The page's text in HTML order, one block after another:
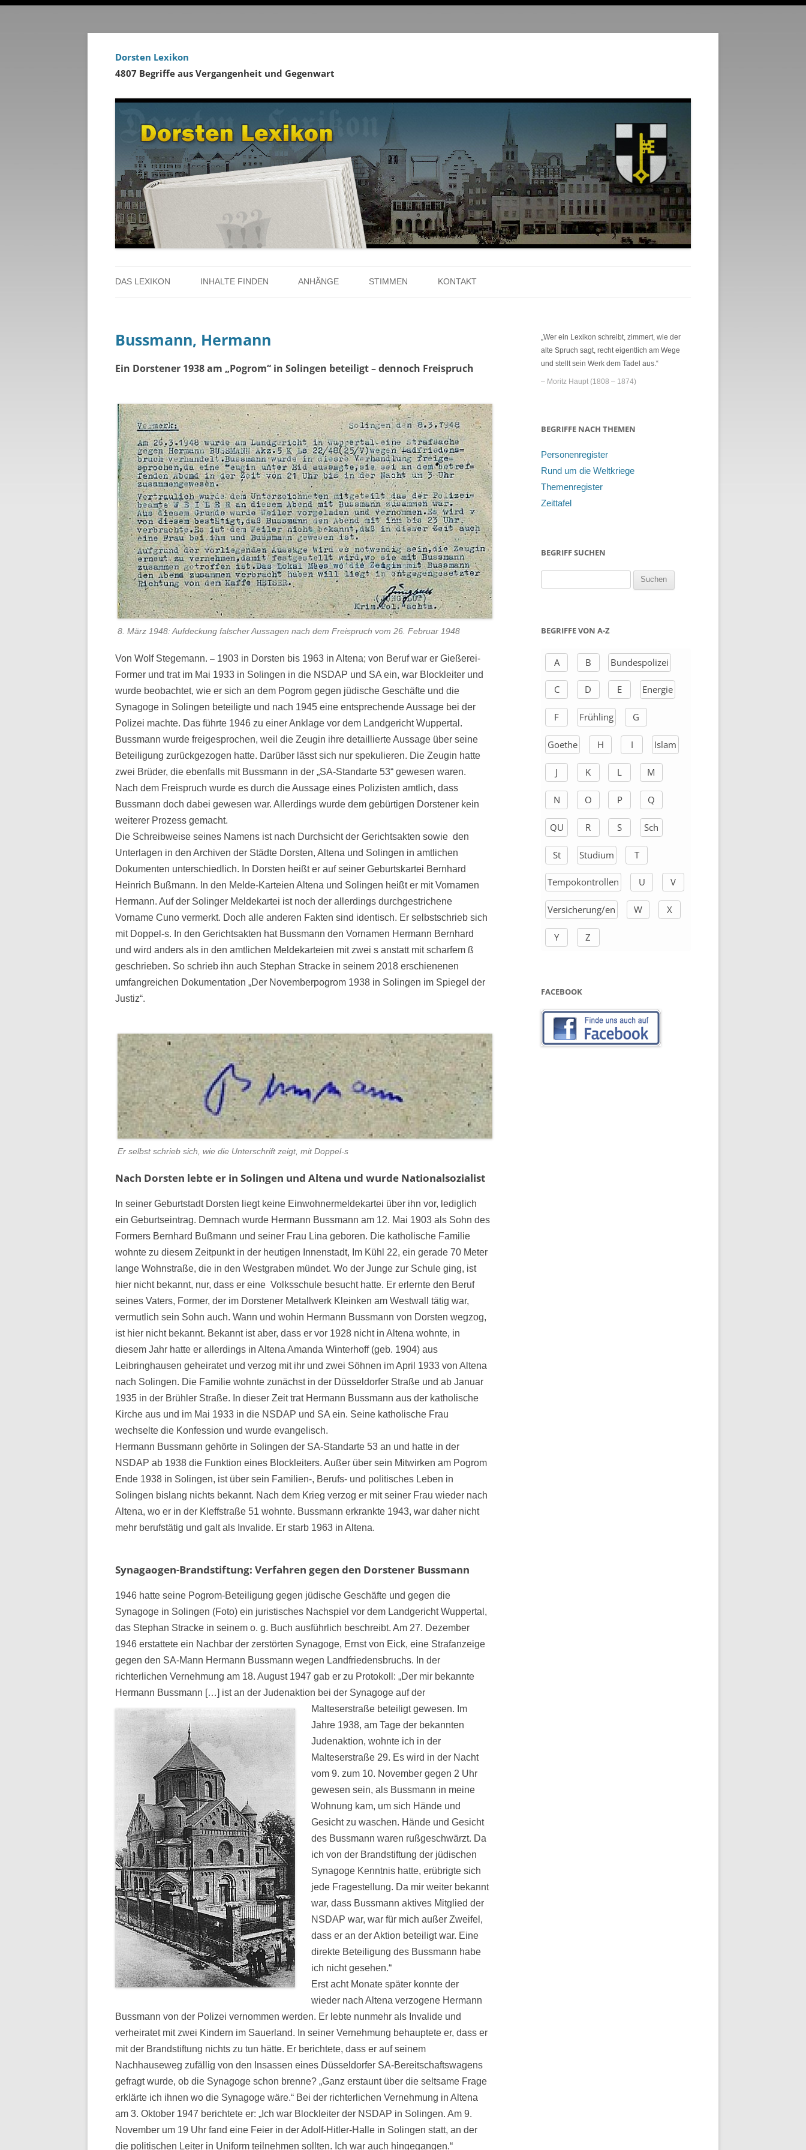
Dorsten Lexikon
4807 Begriffe aus Vergangenheit und Gegenwart
zum
DAS LEXIKON
ÜBER DAS PROJEKT
INHALTE FINDEN
PERSONENREGISTER
RUND UM DIE WELTKRIEGE
ZEITTAFEL
ANHÄNGE
LINKS
STIMMEN KONTAKT
DANK
Bussmann, Hermann
Ein Dorstener 1938 am „Pogrom“ in Solingen beteiligt – dennoch Freispruch
8. März 1948: Aufdeckung falscher Aussagen nach dem Freispruch vom 26. Februar 1948
Von Wolf Stegemann. – 1903 in Dorsten bis 1963 in Altena; von Beruf war er Gießerei-
Former und trat im Mai 1933 in Solingen in die NSDAP und SA ein, war Blockleiter und
wurde beobachtet, wie er sich an dem Pogrom gegen jüdische Geschäfte und die
Synagoge in Solingen beteiligte und nach 1945 eine entsprechende Aussage bei der
Polizei machte. Das führte 1946 zu einer Anklage vor dem Landgericht Wuppertal.
Bussmann wurde freigesprochen, weil die Zeugin ihre detaillierte Aussage über seine
Beteiligung zurückgezogen hatte. Darüber lässt sich nur spekulieren. Die Zeugin hatte
zwei Brüder, die ebenfalls mit Bussmann in der „SA-Standarte 53“ gewesen waren.
Nach dem Freispruch wurde es durch die Aussage eines Polizisten amtlich, dass
Bussmann doch dabei gewesen war. Allerdings wurde dem gebürtigen Dorstener kein
weiterer Prozess gemacht.
Die Schreibweise seines Namens ist nach Durchsicht der Gerichtsakten sowie den
Unterlagen in den Archiven der Städte Dorsten, Altena und Solingen in amtlichen
Dokumenten unterschiedlich. In Dorsten heißt er auf seiner Geburtskartei Bernhard
Heinrich Bußmann. In den Melde-Karteien Altena und Solingen heißt er mit Vornamen
Hermann. Auf der Solinger Meldekartei ist noch der allerdings durchgestrichene
Vorname Cuno vermerkt. Doch alle anderen Fakten sind identisch. Er selbstschrieb sich
mit Doppel-s. In den Gerichtsakten hat Bussmann den Vornamen Hermann Bernhard
und wird anders als in den amtlichen Meldekarteien mit zwei s anstatt mit scharfem ß
geschrieben. So schrieb ihn auch Stephan Stracke in seinem 2018 erschienenen
umfangreichen Dokumentation „Der Novemberpogrom 1938 in Solingen im Spiegel der
Justiz“.
Er selbst schrieb sich, wie die Unterschrift zeigt, mit Doppel-s
Nach Dorsten lebte er in Solingen und Altena und wurde Nationalsozialist
In seiner Geburtstadt Dorsten liegt keine Einwohnermeldekartei über ihn vor, lediglich
ein Geburtseintrag. Demnach wurde Hermann Bussmann am 12. Mai 1903 als Sohn des
Formers Bernhard Bußmann und seiner Frau Lina geboren. Die katholische Familie
wohnte zu diesem Zeitpunkt in der heutigen Innenstadt, Im Kühl 22, ein gerade 70 Meter
lange Wohnstraße, die in den Westgraben mündet. Wo der Junge zur Schule ging, ist
hier nicht bekannt, nur, dass er eine Volksschule besucht hatte. Er erlernte den Beruf
seines Vaters, Former, der im Dorstener Metallwerk Kleinken am Westwall tätig war,
vermutlich sein Sohn auch. Wann und wohin Hermann Bussmann von Dorsten wegzog,
ist hier nicht bekannt. Bekannt ist aber, dass er vor 1928 nicht in Altena wohnte, in
diesem Jahr hatte er allerdings in Altena Amanda Winterhoff (geb. 1904) aus
Leibringhausen geheiratet und verzog mit ihr und zwei Söhnen im April 1933 von Altena
nach Solingen. Die Familie wohnte zunächst in der Düsseldorfer Straße und ab Januar
1935 in der Brühler Straße. In dieser Zeit trat Hermann Bussmann aus der katholische
Kirche aus und im Mai 1933 in die NSDAP und SA ein. Seine katholische Frau
wechselte die Konfession und wurde evangelisch.
Hermann Bussmann gehörte in Solingen der SA-Standarte 53 an und hatte in der
NSDAP ab 1938 die Funktion eines Blockleiters. Außer über sein Mitwirken am Pogrom
Ende 1938 in Solingen, ist über sein Familien-, Berufs- und politisches Leben in
Solingen bislang nichts bekannt. Nach dem Krieg verzog er mit seiner Frau wieder nach
Altena, wo er in der Kleffstraße 51 wohnte. Bussmann erkrankte 1943, war daher nicht
mehr berufstätig und galt als Invalide. Er starb 1963 in Altena.
Synagaogen-Brandstiftung: Verfahren gegen den Dorstener Bussmann
1946 hatte seine Pogrom-Beteiligung gegen jüdische Geschäfte und gegen die
Synagoge in Solingen (Foto) ein juristisches Nachspiel vor dem Landgericht Wuppertal,
das Stephan Stracke in seinem o. g. Buch ausführlich beschreibt. Am 27. Dezember
1946 erstattete ein Nachbar der zerstörten Synagoge, Ernst von Eick, eine Strafanzeige
gegen den SA-Mann Hermann Bussmann wegen Landfriedensbruchs. In der
richterlichen Vernehmung am 18. August 1947 gab er zu Protokoll: „Der mir bekannte
Hermann Bussmann […] ist an der Judenaktion bei der Synagoge auf der
Malteserstraße beteiligt gewesen. Im
Jahre 1938, am Tage der bekannten
Judenaktion, wohnte ich in der
Malteserstraße 29. Es wird in der Nacht
vom 9. zum 10. November gegen 2 Uhr
gewesen sein, als Bussmann in meine
Wohnung kam, um sich Hände und
Gesicht zu waschen. Hände und Gesicht
des Bussmann waren rußgeschwärzt. Da
ich von der Brandstiftung der jüdischen
Synagoge Kenntnis hatte, erübrigte sich
jede Fragestellung. Da mir weiter bekannt
war, dass Bussmann aktives Mitglied der
NSDAP war, war für mich außer Zweifel,
dass er an der Aktion beteiligt war. Eine
direkte Beteiligung des Bussmann habe
ich nicht gesehen.“
Erst acht Monate später konnte der
wieder nach Altena verzogene Hermann
Bussmann von der Polizei vernommen werden. Er lebte nunmehr als Invalide und
verheiratet mit zwei Kindern im Sauerland. In seiner Vernehmung behauptete er, dass er
mit der Brandstiftung nichts zu tun hätte. Er berichtete, dass er auf seinem
Nachhauseweg zufällig von den Insassen eines Düsseldorfer SA-Bereitschaftswagens
gefragt wurde, ob die Synagoge schon brenne? „Ganz erstaunt über die seltsame Frage
erklärte ich ihnen wo die Synagoge wäre.“ Bei der richterlichen Vernehmung in Altena
am 3. Oktober 1947 berichtete er: „Ich war Blockleiter der NSDAP in Solingen. Am 9.
November um 19 Uhr fand eine Feier in der Adolf-Hitler-Halle in Solingen statt, an der
die politischen Leiter in Uniform teilnehmen sollten. Ich war auch hingegangen.“
„Wer ein Lexikon schreibt, zimmert, wie der
alte Spruch sagt, recht eigentlich am Wege
und stellt sein Werk dem Tadel aus.“
– Moritz Haupt (1808 – 1874)
BEGRIFFE NACH THEMEN
Personenregister
Rund um die Weltkriege
Themenregister
Zeittafel
BEGRIFF SUCHEN
h
h
BEGRIFFE VON A-Z
A B Bundespolizei
C D E Energie
F Frühling G
Goethe H I Islam
J K L M
N O P Q
QU R S Sch
St Studium T
Tempokontrollen U V
Versicherung/en W X
Y Z
FACEBOOK